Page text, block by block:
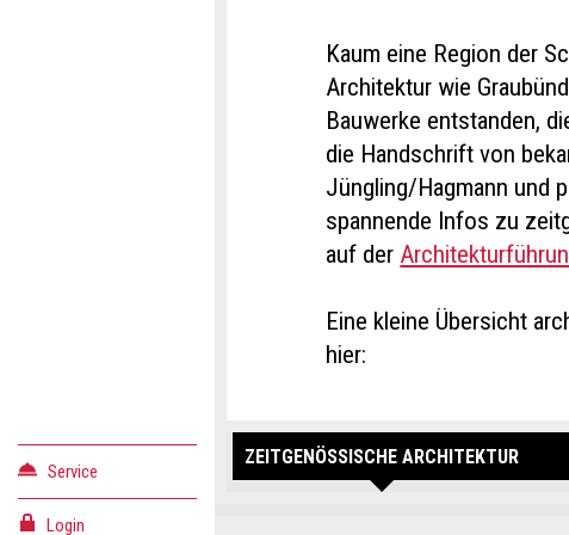
Service
Login
Kaum eine Region der
Architektur wie
Bauwerke entstanden,
die Handschrift von
Jüngling/Hagmann und
spannende Infos zu
auf der
Eine kleine Übersicht
hier:
ZEITGENÖSSISCHE ARCHITEKTUR